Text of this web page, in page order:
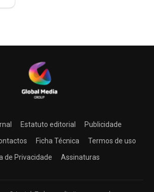
Estatuto editorial
Publicidade
Ficha Técnica
Termos de uso
de Privacidade
Assinaturas